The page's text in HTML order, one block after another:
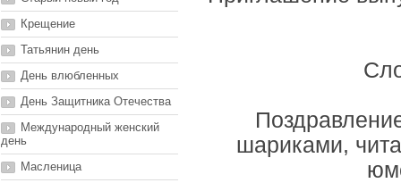
Крещение
Татьянин день
День влюбленных
День Защитника Отечества
Международный женский
день
Масленица
шариками,